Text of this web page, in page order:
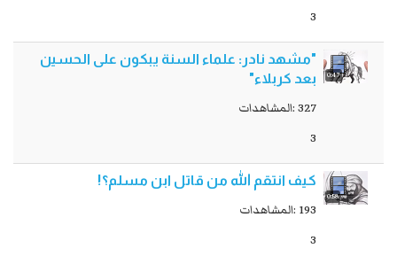
3
0:47
"مشهد نادر: علماء السنة يبكون على الحسين
بعد كربلاء"
327 :المشاهدات
3
0:58
كيف انتقم الله من قاتل ابن مسلم؟!
193 :المشاهدات
3